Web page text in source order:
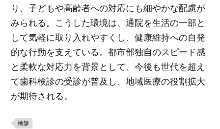
り、子どもや高齢者への対応にも細やかな配慮が
みられる。こうした環境は、通院を生活の一部と
して気軽に取り入れやすくし、健康維持への自発
的な行動を支えている。都市部独自のスピード感
と柔軟な対応力を背景として、今後も世代を超え
て歯科検診の受診が普及し、地域医療の役割拡大
が期待される。
検診